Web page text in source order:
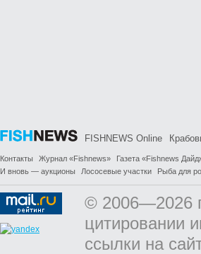
FISHNEWS Online
Контакты Журнал «Fishnews» Газета «Fishnews
И вновь — аукционы
Лососевые участки Рыба для
© 2006—2026
цитировании
ссылки на